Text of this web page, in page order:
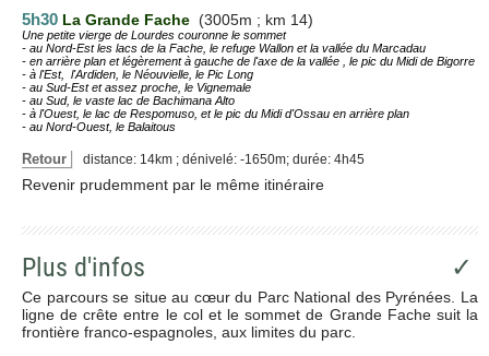
5h30 La Grande Fache (3005m ; km 14)
Une petite vierge de Lourdes couronne le sommet
- au Nord-Est les lacs de la Fache, le refuge Wallon et la vallée du Marcadau
- en arrière plan et légèrement à gauche de l'axe de la vallée , le pic du Midi de Bigorre
- à l'Est, l'Ardiden, le Néouvielle, le Pic Long
- au Sud-Est et assez proche, le Vignemale
- au Sud, le vaste lac de Bachimana Alto
- à l'Ouest, le lac de Respomuso, et le pic du Midi d'Ossau en arrière plan
- au Nord-Ouest, le Balaitous
Retour distance: 14km ; dénivelé: -1650m; durée: 4h45
Revenir prudemment par le même itinéraire
Plus d'infos ✓
Ce parcours se situe au cœur du Parc National des Pyrénées. La
ligne de crête entre le col et le sommet de Grande Fache suit la
frontière franco-espagnoles, aux limites du parc.